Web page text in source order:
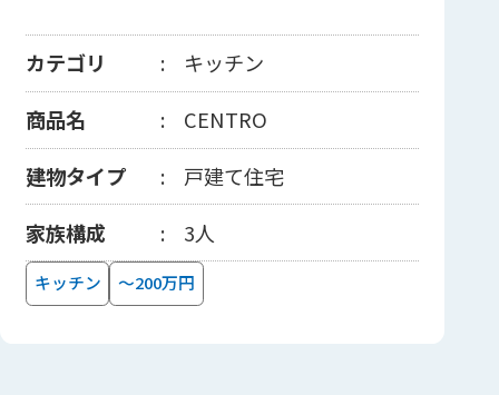
カテゴリ
キッチン
商品名
CENTRO
建物タイプ
戸建て住宅
家族構成
3人
キッチン ～200万円